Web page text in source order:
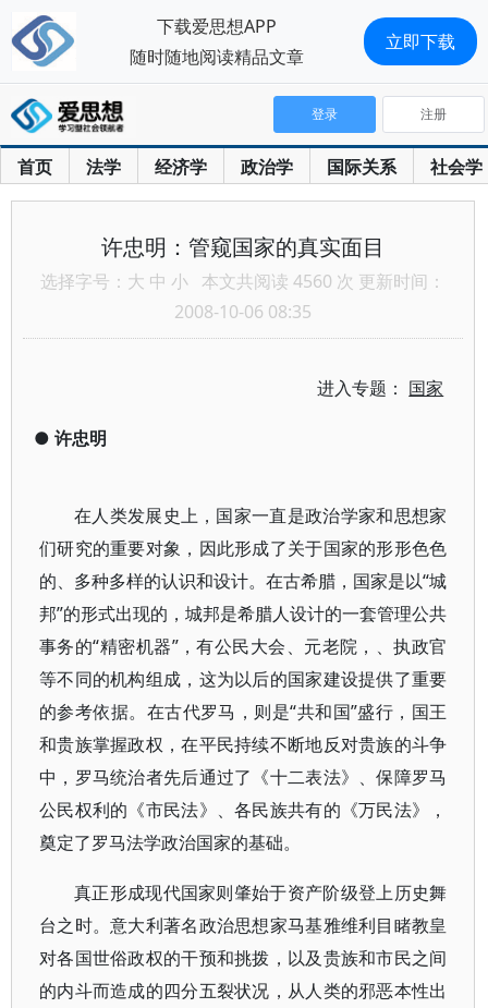
首页 法学 经济学 政治学 国际关系 社会学
登录 注册
许忠明：管窥国家的真实面目
选择字号： 大 中 小 本文共阅读 4560 次 更新时间：
2008-10-06 08:35
进入专题： 国家
● 许忠明
在人类发展史上，国家一直是政治学家和思想家
们研究的重要对象，因此形成了关于国家的形形色色
的、多种多样的认识和设计。在古希腊，国家是以“城
邦”的形式出现的，城邦是希腊人设计的一套管理公共
事务的“精密机器”，有公民大会、元老院，、执政官
等不同的机构组成，这为以后的国家建设提供了重要
的参考依据。在古代罗马，则是“共和国”盛行，国王
和贵族掌握政权，在平民持续不断地反对贵族的斗争
中，罗马统治者先后通过了《十二表法》、保障罗马
公民权利的《市民法》、各民族共有的《万民法》，
奠定了罗马法学政治国家的基础。
真正形成现代国家则肇始于资产阶级登上历史舞
台之时。意大利著名政治思想家马基雅维利目睹教皇
对各国世俗政权的干预和挑拨，以及贵族和市民之间
的内斗而造成的四分五裂状况，从人类的邪恶本性出
下载爱思想APP
随时随地阅读精品文章
立即下载